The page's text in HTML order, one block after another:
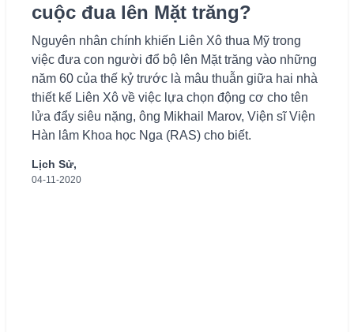
cuộc đua lên Mặt trăng?
Nguyên nhân chính khiến Liên Xô thua Mỹ trong
việc đưa con người đổ bộ lên Mặt trăng vào những
năm 60 của thế kỷ trước là mâu thuẫn giữa hai nhà
thiết kế Liên Xô về việc lựa chọn động cơ cho tên
lửa đẩy siêu nặng, ông Mikhail Marov, Viện sĩ Viện
Hàn lâm Khoa học Nga (RAS) cho biết.
Lịch Sử,
04-11-2020